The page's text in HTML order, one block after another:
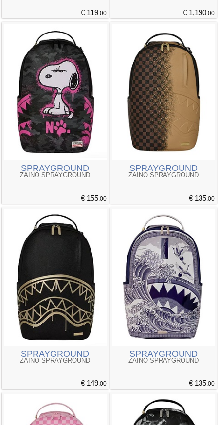
€ 119.00 € 1,190.00
SPRAYGROUND
ZAINO SPRAYGROUND
€ 155.00
SPRAYGROUND
ZAINO SPRAYGROUND
€ 135 .00
SPRAYGROUND
ZAINO SPRAYGROUND
€ 149.00
SPRAYGROUND
ZAINO SPRAYGROUND
€ 135 .00